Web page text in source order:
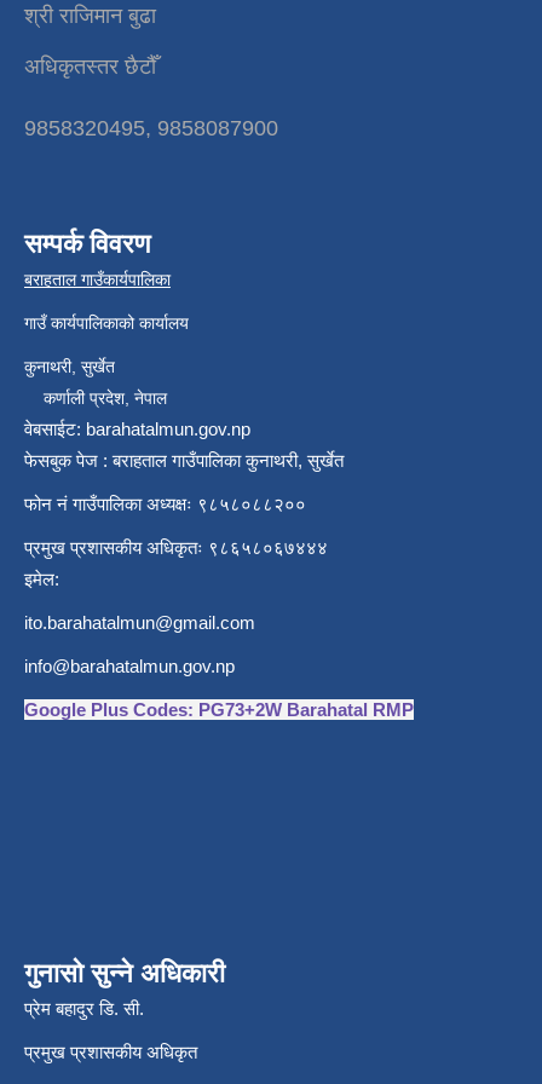
श्री राजिमान बुढा
अधिकृतस्तर छैटौँ
9858320495, 9858087900
सम्पर्क विवरण
बराहताल गाउँकार्यपालिका
गाउँ कार्यपालिकाको कार्यालय
कुनाथरी, सुर्खेत
कर्णाली प्रदेश, नेपाल
वेबसाईट: barahatalmun.gov.np
फेसबुक पेज : बराहताल गाउँपालिका कुनाथरी, सुर्खेत
फोन नं गाउँपालिका अध्यक्षः ९८५८०८८२००
प्रमुख प्रशासकीय अधिकृतः ९८६५८०६७४४४
इमेल:
ito.barahatalmun@gmail.com
info@barahatalmun.gov.np
Google Plus Codes: PG73+2W Barahatal RMP
गुनासो सुन्ने अधिकारी
प्रेम बहादुर डि. सी.
प्रमुख प्रशासकीय अधिकृत